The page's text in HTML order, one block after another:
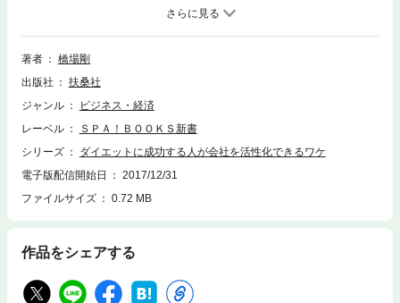
著者
橋場剛
出版社
扶桑社
ジャンル
ビジネス・経済
レーベル
ＳＰＡ！ＢＯＯＫＳ新書
シリーズ
ダイエットに成功する人が会社を活性化できるワケ
電子版配信開始日
2017/12/31
ファイルサイズ
0.72 MB
作品をシェアする